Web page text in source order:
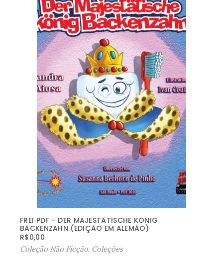
FREI PDF – DER MAJESTÄTISCHE KÖNIG
BACKENZAHN (EDIÇÃO EM ALEMÃO)
R$0,00
Coleção Não Ficção, Coleções